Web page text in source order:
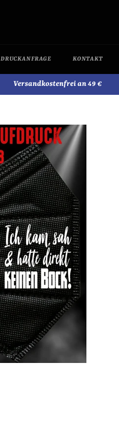
DRUCKANFRAGE KONTAKT
Versandkostenfrei an 49 €